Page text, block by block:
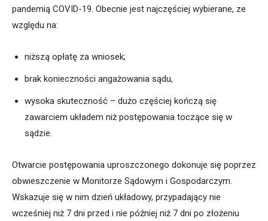
pandemią COVID-19. Obecnie jest najczęściej wybierane, ze
względu na:
niższą opłatę za wniosek;
brak konieczności angażowania sądu,
wysoka skuteczność – dużo częściej kończą się
zawarciem układem niż postępowania toczące się w
sądzie.
Otwarcie postępowania uproszczonego dokonuje się poprzez
obwieszczenie w Monitorze Sądowym i Gospodarczym.
Wskazuje się w nim dzień układowy, przypadający nie
wcześniej niż 7 dni przed i nie później niż 7 dni po złożeniu